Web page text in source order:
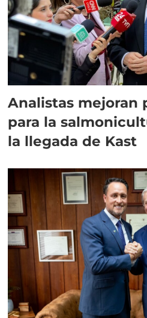
Analistas mejoran
para la
la llegada de Kast